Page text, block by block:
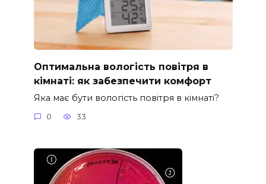
Оптимальна вологість повітря в
кімнаті: як забезпечити комфорт
Яка має бути вологість повітря в кімнаті?
0 33